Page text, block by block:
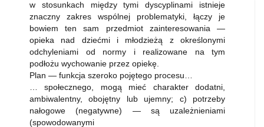
w stosunkach między tymi dyscyplinami istnieje
znaczny zakres wspólnej problematyki, łączy je
bowiem ten sam przedmiot zainteresowania —
opieka nad dziećmi i młodzieżą z określonymi
odchyleniami od normy i realizowane na tym
podłożu wychowanie przez opiekę.
Plan — funkcja szeroko pojętego procesu…
… społecznego, mogą mieć charakter dodatni,
ambiwalentny, obojętny lub ujemny; c) potrzeby
nałogowe (negatywne) — są uzależnieniami
(spowodowanymi